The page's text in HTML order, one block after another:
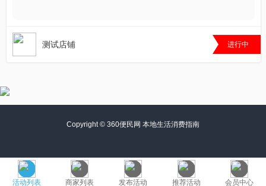
进行中
测试店铺 998
活动列表 商家列表 发布活动 推荐活动 会员中心
Copyright © 360便民网 本地生活消费指南